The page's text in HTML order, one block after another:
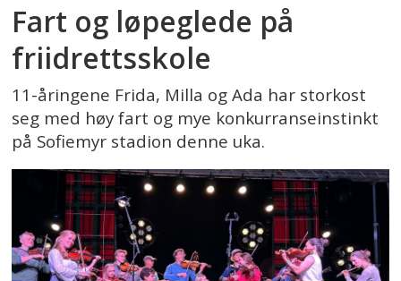
Fart og løpeglede på
friidrettsskole
11-åringene Frida, Milla og Ada har storkost
seg med høy fart og mye konkurranseinstinkt
på Sofiemyr stadion denne uka.